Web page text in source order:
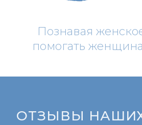
Познавая
помогать
ОТЗЫВЫ